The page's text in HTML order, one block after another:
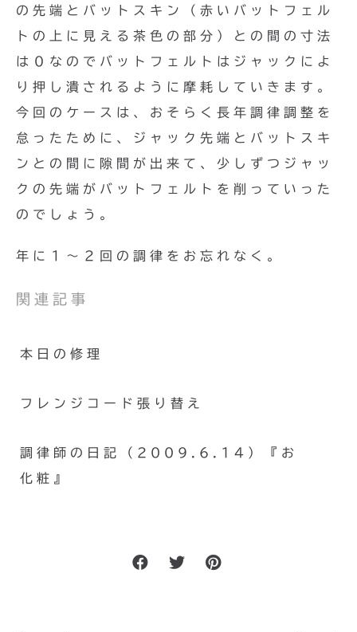
の先端とバットスキン（赤いバットフェル
トの上に見える茶色の部分）との間の寸法
は０なのでバットフェルトはジャックによ
り押し潰されるように摩耗していきます。
今回のケースは、おそらく長年調律調整を
怠ったために、ジャック先端とバットスキ
ンとの間に隙間が出来て、少しずつジャッ
クの先端がバットフェルトを削っていった
のでしょう。
年に１〜２回の調律をお忘れなく。
関連記事
本日の修理
フレンジコード張り替え
調律師の日記（2009.6.14）『お
化粧』